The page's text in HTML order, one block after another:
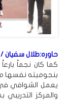
حاوره:طلال سفيان /
كما كان نجماً
بنجوميته نفسها
يعمل الشوافي
والمركز